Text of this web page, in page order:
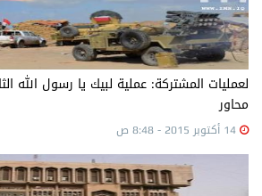
لعمليات المشتركة: عملية لبيك يا رسول الله
محاور